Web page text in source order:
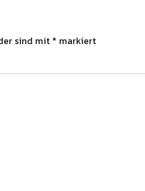
sind mit * markiert